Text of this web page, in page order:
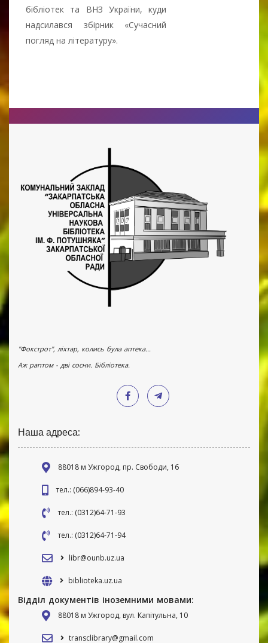
бібліотек та ВНЗ України, куди
надсилався збірник «Сучасний
погляд на літературу».
"Фокстрот", ліхтар, колись була аптека...
Аж раптом - дві сосни. Бібліотека.
Наша адреса:
88018 м Ужгород, пр. Свободи, 16
тел.: (066)894-93-40
тел.: (0312)64-71-93
тел.: (0312)64-71-94
libr@ounb.uz.ua
biblioteka.uz.ua
Відділ документів іноземними мовами:
88018 м Ужгород, вул. Капітульна, 10
transclibrary@gmail.com